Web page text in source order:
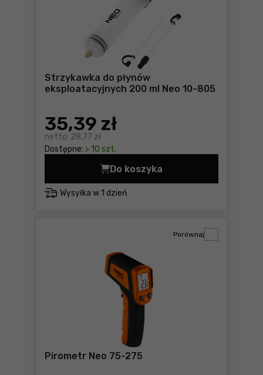
Strzykawka do płynów
eksploatacyjnych 200 ml Neo 10-805
35,39 zł
netto: 28,77 zł
Dostępne: > 10 szt.
Wysyłka w 1 dzień
Do koszyka
Strzykawka do płynów
Pirometr Neo 75-275
Porównaj